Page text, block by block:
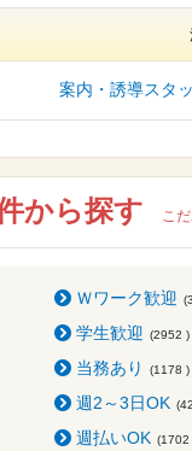
案内・誘導スタ
から探す こ
Ｗワーク歓迎
学生歓迎 (2952 )
当務あり (1178 )
週2～3日OK
週払いOK (1702